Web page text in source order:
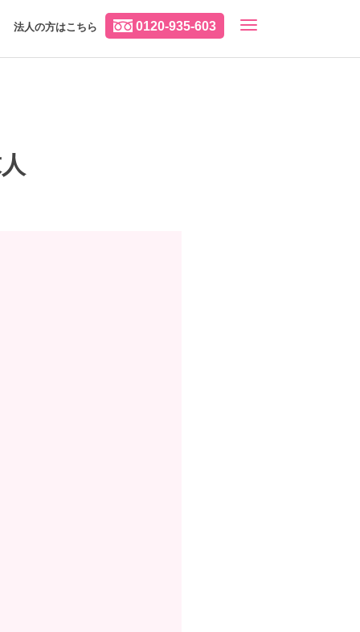
0120-935-603
法人の方はこちら